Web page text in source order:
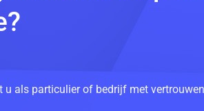
als particulier of bedrijf met